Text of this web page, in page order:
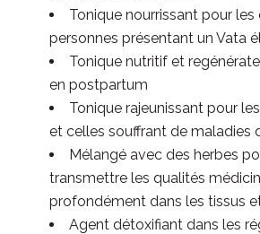
Tonique nourrissant pour
personnes présentant un Vata
Tonique nutritif et
en postpartum
Tonique rajeunissant pour
et celles souffrant de maladies
Mélangé avec des herbes
transmettre les qualités
profondément dans les tissus
Agent détoxifiant dans les